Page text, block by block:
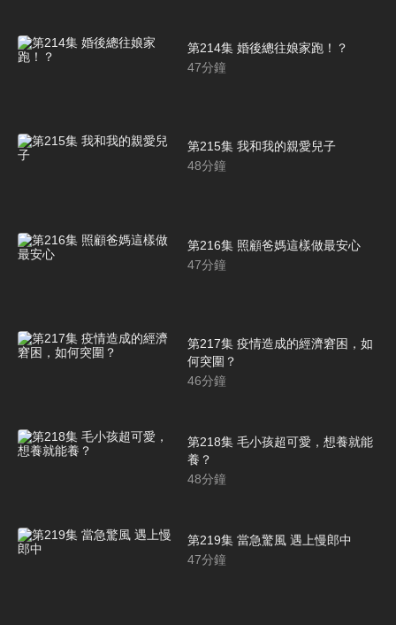
第214集 婚後總往娘家跑！？
47分鐘
第215集 我和我的親愛兒子
48分鐘
第216集 照顧爸媽這樣做最安心
47分鐘
第217集 疫情造成的經濟窘困，如
何突圍？
46分鐘
第218集 毛小孩超可愛，想養就能
養？
48分鐘
第219集 當急驚風 遇上慢郎中
47分鐘